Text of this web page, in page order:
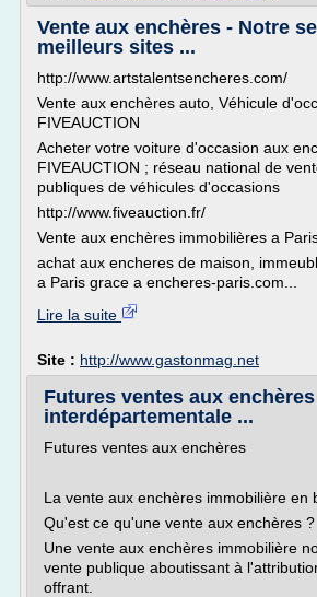
Vente aux enchères - Notre
meilleurs sites ...
http://www.artstalentsencheres.com/
Vente aux enchères auto, Véhicule
FIVEAUCTION
Acheter votre voiture d'occasion aux
FIVEAUCTION ; réseau national de
publiques de véhicules d'occasions
http://www.fiveauction.fr/
Vente aux enchères immobilières a
achat aux encheres de maison,
a Paris grace a encheres-paris.com...
Lire la suite
Site : http://www.gastonmag.net
Futures ventes aux
interdépartementale ...
Futures ventes aux enchères
La vente aux enchères immobilière en
Qu'est ce qu'une vente aux enchères ?
Une vente aux enchères immobilière
vente publique aboutissant à
offrant.